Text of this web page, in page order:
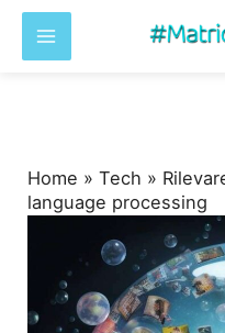
Home »Tech »
language processing